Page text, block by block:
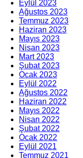
Eylül 2023
Ağustos 2023
Temmuz 2023
Haziran 2023
Mayıs 2023
Nisan 2023
Mart 2023
Şubat 2023
Ocak 2023
Eylül 2022
Ağustos 2022
Haziran 2022
Mayıs 2022
Nisan 2022
Şubat 2022
Ocak 2022
Eylül 2021
Temmuz 2021